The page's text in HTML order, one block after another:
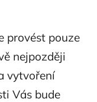
provést pouze
nejpozději
vytvoření
Vás bude